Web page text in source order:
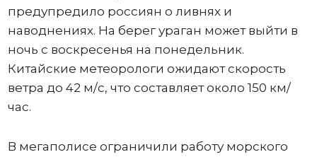
предупредило россиян о ливнях и
наводнениях. На берег ураган может выйти в
ночь с воскресенья на понедельник.
Китайские метеорологи ожидают скорость
ветра до 42 м/с, что составляет около 150 км/
час.
В мегаполисе ограничили работу морского